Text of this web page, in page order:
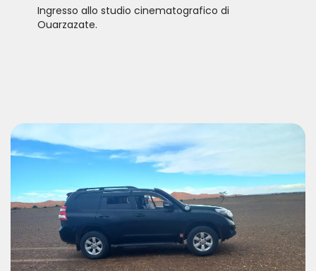
Ingresso allo studio cinematografico di
Ouarzazate.